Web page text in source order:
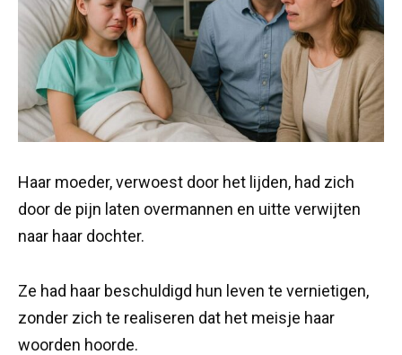
Haar moeder, verwoest door het lijden, had zich
door de pijn laten overmannen en uitte verwijten
naar haar dochter.
Ze had haar beschuldigd hun leven te vernietigen,
zonder zich te realiseren dat het meisje haar
woorden hoorde.